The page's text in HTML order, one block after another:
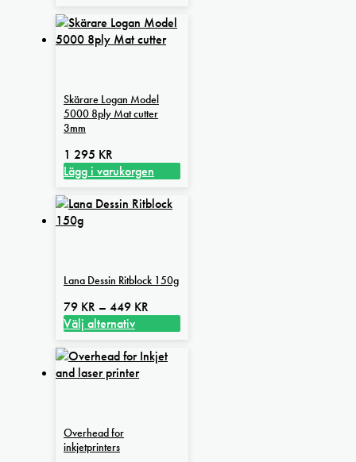
Skärare Logan Model
5000 8ply Mat cutter
3mm
1 295 KR
Lägg i varukorgen
Lana Dessin Ritblock 150g
79 KR – 449 KR
449 kr
Välj alternativ
här
produkten
De
olika
Overhead for
inkjetprinters